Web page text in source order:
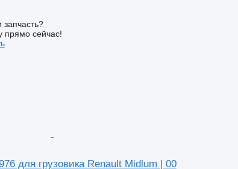
прямо сейчас!
для грузовика Renault Midlum | 00